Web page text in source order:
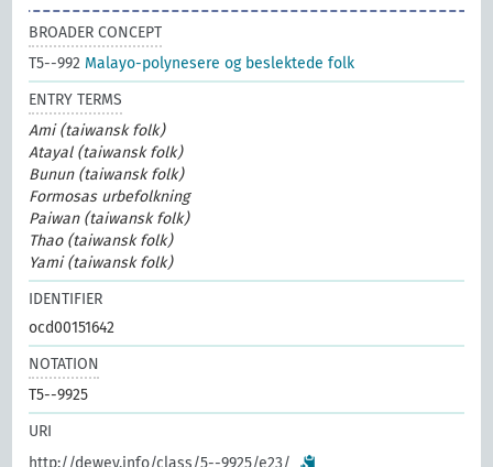
BROADER CONCEPT
T5--992 Malayo-polynesere og beslektede folk
ENTRY TERMS
Ami (taiwansk folk)
Atayal (taiwansk folk)
Bunun (taiwansk folk)
Formosas urbefolkning
Paiwan (taiwansk folk)
Thao (taiwansk folk)
Yami (taiwansk folk)
IDENTIFIER
ocd00151642
NOTATION
T5--9925
URI
http://dewey.info/class/5--9925/e23/